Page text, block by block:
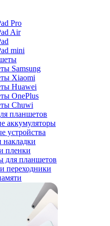
Pro
Air
mini
Samsung
Xiaomi
Huawei
OnePlus
Chuwi
планшетов
аккумуляторы
устройства
накладки
пленки
для планшетов
переходники